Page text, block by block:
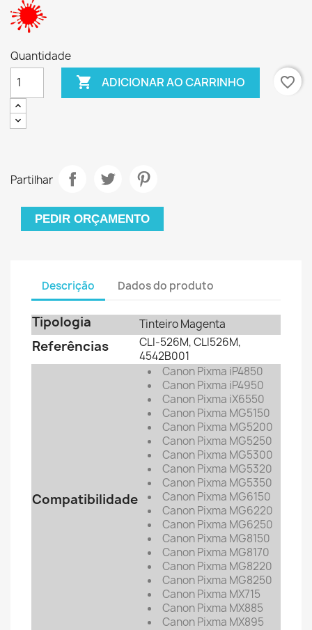
Quantidade
 ADICIONAR AO CARRINHO favorite_border
Partilhar
PEDIR ORÇAMENTO
Descrição Dados do produto
Tipologia Tinteiro Magenta
Referências
CLI-526M, CLI526M,
4542B001
Compatibilidade
Canon Pixma iP4850
Canon Pixma iP4950
Canon Pixma iX6550
Canon Pixma MG5150
Canon Pixma MG5200
Canon Pixma MG5250
Canon Pixma MG5300
Canon Pixma MG5320
Canon Pixma MG5350
Canon Pixma MG6150
Canon Pixma MG6220
Canon Pixma MG6250
Canon Pixma MG8150
Canon Pixma MG8170
Canon Pixma MG8220
Canon Pixma MG8250
Canon Pixma MX715
Canon Pixma MX885
Canon Pixma MX895